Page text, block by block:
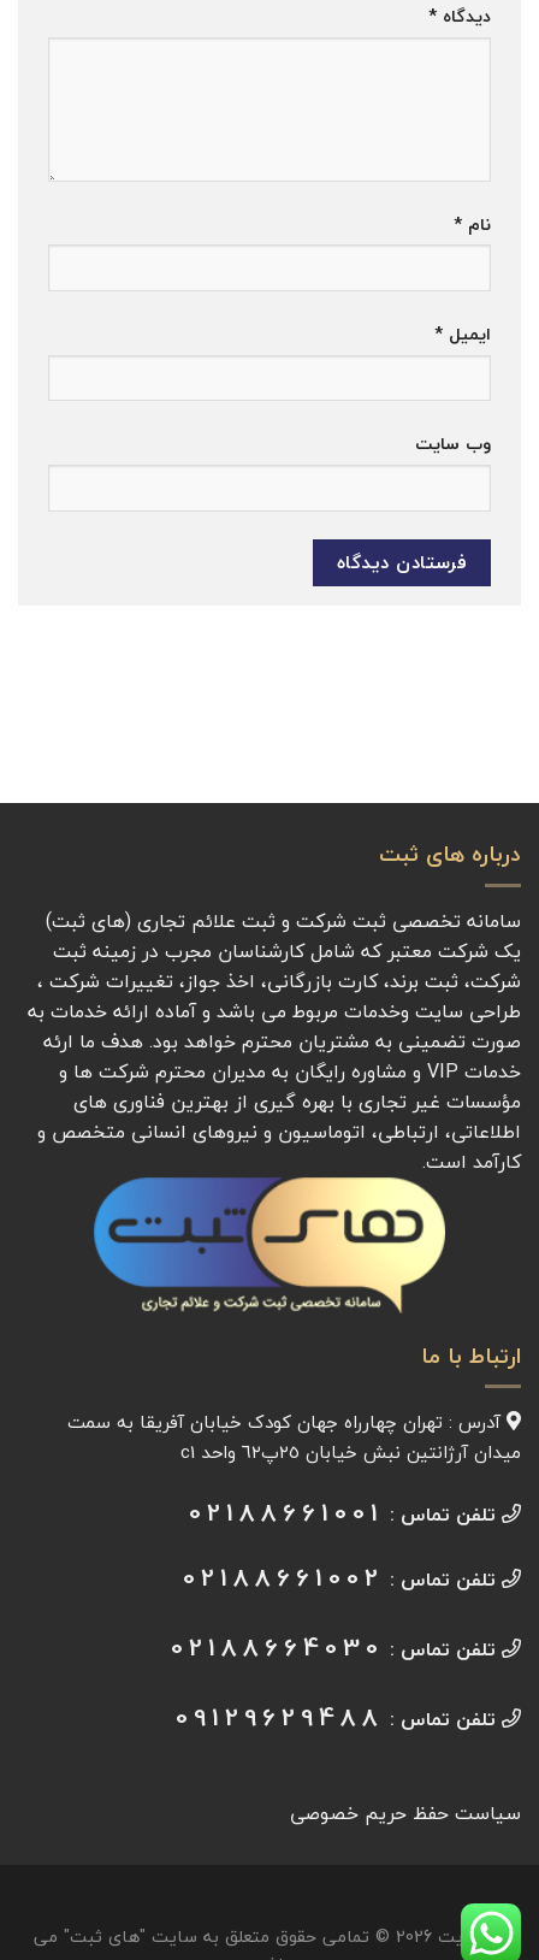
دیدگاه *
نام *
ایمیل *
وب‌ سایت
درباره های ثبت
سامانه تخصصی ثبت شرکت و ثبت علائم تجاری (های ثبت)
یک شرکت معتبر که شامل کارشناسان مجرب در زمینه ثبت
شرکت، ثبت برند، کارت بازرگانی، اخذ جواز، تغییرات شرکت ،
طراحی سایت وخدمات مربوط می باشد و آماده ارائه خدمات به
صورت تضمینی به مشتریان محترم خواهد بود. هدف ما ارئه
خدمات VIP و مشاوره رایگان به مدیران محترم شرکت ها و
مؤسسات غیر تجاری با بهره گیری از بهترین فناوری های
اطلاعاتی، ارتباطی، اتوماسیون و نیروهای انسانی متخصص و
کارآمد است.
ارتباط با ما
آدرس : تهران چهارراه جهان کودک خیابان آفريقا به سمت
میدان آرژانتين نبش خیابان ٢٥پ٦٢ واحد c1
تلفن تماس : 02188661001
تلفن تماس : 02188661002
تلفن تماس : 02188664030
تلفن تماس : 09129629488
سیاست حفظ حریم خصوصی
کپی‌رایت 2026 © تمامی حقوق متعلق به سایت "های ثبت" می